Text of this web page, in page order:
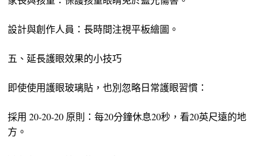
設計與創作人員：長時間注視平板繪圖。
五、延長護眼效果的小技巧
即使使用護眼玻璃貼，也別忽略日常護眼習慣：
採用 20-20-20 原則：每20分鐘休息20秒，看20英尺遠的地
方。